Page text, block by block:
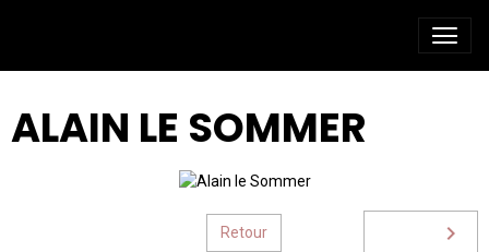
ALAIN LE SOMMER
Retour